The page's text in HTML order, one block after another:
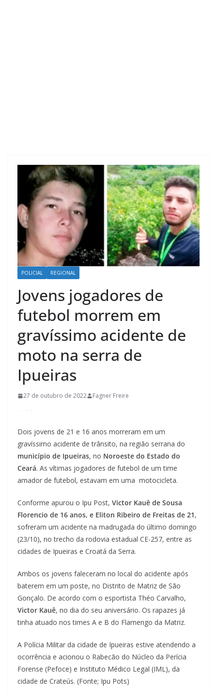
POLICIAL REGIONAL
Jovens jogadores de
futebol morrem em
gravíssimo acidente de
moto na serra de
Ipueiras
27 de outubro de 2022 Fagner Freire
Dois jovens de 21 e 16 anos morreram em um
gravíssimo acidente de trânsito, na região serrana do
município de Ipueiras, no Noroeste do Estado do
Ceará. As vítimas jogadores de futebol de um time
amador de futebol, estavam em uma motocicleta.
Conforme apurou o Ipu Post, Victor Kauê de Sousa
Florencio de 16 anos, e Eliton Ribeiro de Freitas de 21,
sofreram um acidente na madrugada do último domingo
(23/10), no trecho da rodovia estadual CE-257, entre as
cidades de Ipueiras e Croatá da Serra.
Ambos os jovens faleceram no local do acidente após
baterem em um poste, no Distrito de Matriz de São
Gonçalo. De acordo com o esportista Théo Carvalho,
Victor Kauê, no dia do seu aniversário. Os rapazes já
tinha atuado nos times A e B do Flamengo da Matriz.
A Polícia Militar da cidade de Ipueiras estive atendendo a
ocorrência e acionou o Rabecão do Núcleo da Perícia
Forense (Pefoce) e Instituto Médico Legal (IML), da
cidade de Crateús. (Fonte; Ipu Pots)